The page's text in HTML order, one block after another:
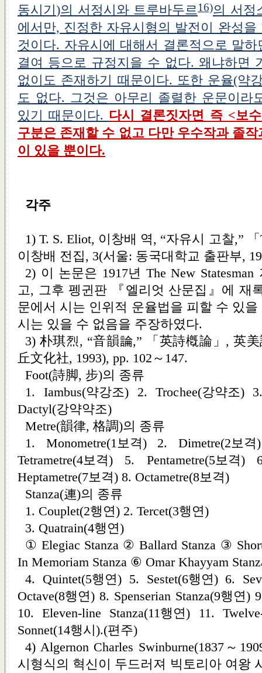
동시기)의 서정시와 트루바두르16)의 서정
에서만, 진정한 자유시형의 발전이 완성
것이다. 자유시에 대해서 결론적으로 말
결여 등으로 규정지을 수 없다. 왜냐하면
없이도 존재하기 때문이다. 또한 운율(약
도 없다. 그것은 아무리 졸렬한 운문이라
있기 때문이다. 다시 결론짓자면 즉 <보
구분은 존재할 수 없고 다만 우수작과 졸
이 있을 뿐이다.
각주
1) T. S. Eliot, 이창배 역, “자유시 고찰,”
이창배 전집, 3(서울: 동국대학교 출판부,
2) 이 논문은 1917년 The New Statesman
고, 그후 펭귄판 『엘리엇 산문집』에 재
문에서 시는 인위적 운율법을 피할 수 있
시는 있을 수 없음을 주장하였다.
3) 朴琪烈, “音韻論,” 「英詩槪論」, 英
丘文化社, 1993), pp. 102～147.
Foot(詩脚, 步)의 종류
1. Iambus(약강조) 2. Trochee(강약조)
Dactyl(강약약조)
Metre(韻律, 格調)의 종류
1. Monometre(1보격) 2. Dimetre(2보
Tetrametre(4보격) 5. Pentametre(5보격
Heptametre(7보격) 8. Octametre(8보격)
Stanza(連)의 종류
1. Couplet(2행연) 2. Tercet(3행연)
3. Quatrain(4행연)
① Elegiac Stanza ② Ballard Stanza ③
In Memoriam Stanza ⑥ Omar Khayyam
4. Quintet(5행연) 5. Sestet(6행연) 6.
Octave(8행연) 8. Spenserian Stanza(9행연)
10. Eleven-line Stanza(11행연) 11.
Sonnet(14행시).(편주)
4) Algernon Charles Swinburne(1837～
시형식의 혁신이 두드러져 빅토리아 여왕